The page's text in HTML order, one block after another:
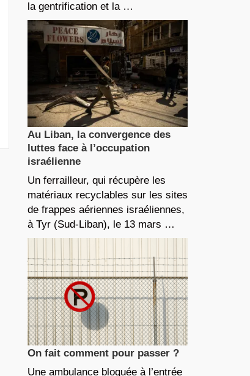
la gentrification et la …
Au Liban, la convergence des
luttes face à l’occupation
israélienne
Un ferrailleur, qui récupère les
matériaux recyclables sur les sites
de frappes aériennes israéliennes,
à Tyr (Sud-Liban), le 13 mars …
On fait comment pour passer ?
Une ambulance bloquée à l’entrée